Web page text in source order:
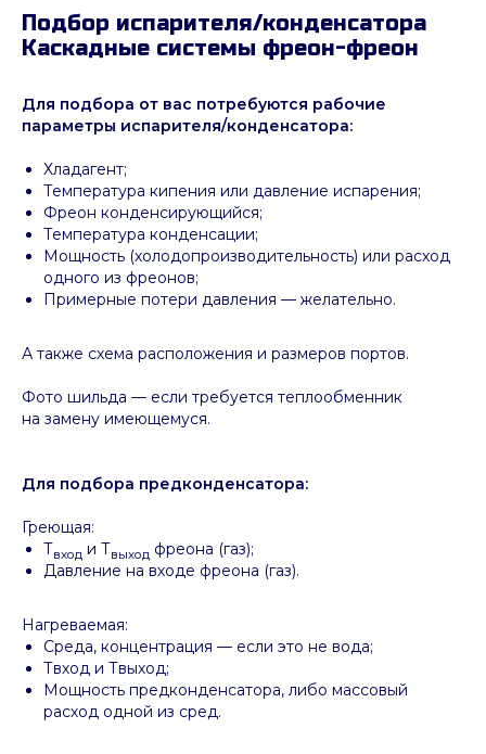
Подбор испарителя/конденсатора
Каскадные системы фреон-фреон
Для подбора от вас потребуются рабочие
параметры испарителя/конденсатора:
Хладагент;
Температура кипения или давление испарения;
Фреон конденсирующийся;
Температура конденсации;
Мощность (холодопроизводительность) или расход
одного из фреонов;
Примерные потери давления — желательно.
А также схема расположения и размеров портов.
Фото шильда — если требуется теплообменник
на замену имеющемуся.
Для подбора предконденсатора:
Греющая:
Твход и Твыход фреона (газ);
Давление на входе фреона (газ).
Нагреваемая:
Среда, концентрация — если это не вода;
Твход и Твыход;
Мощность предконденсатора, либо массовый
расход одной из сред.